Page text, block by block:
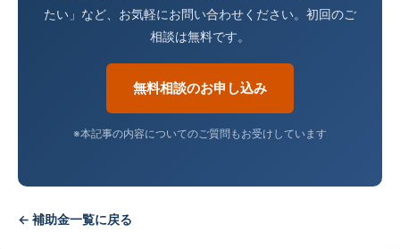
たい」など、お気軽にお問い合わせください。初回のご
相談は無料です。
無料相談のお申し込み
※本記事の内容についてのご質問もお受けしています
← 補助金一覧に戻る